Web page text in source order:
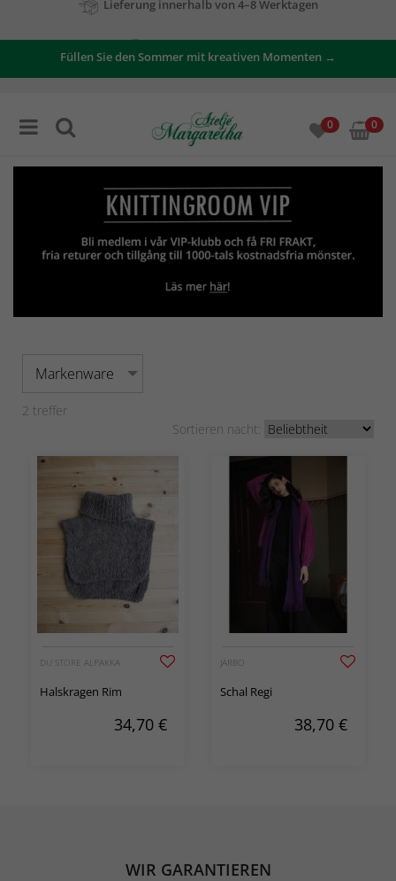
Füllen Sie den Sommer mit kreativen Momenten →
0 0
Markenware
2 treffer
Sortieren nacht:
DU STORE ALPAKKA
Halskragen Rim
34,70 €
JÄRBO
Schal Regi
38,70 €
WIR GARANTIEREN